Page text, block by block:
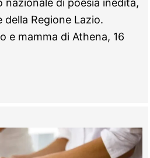
Regione Lazio.
e mamma di Athena, 16